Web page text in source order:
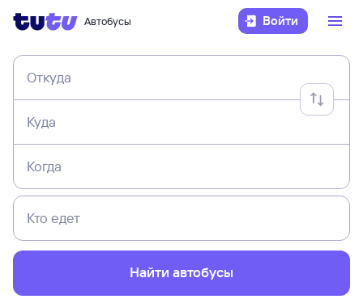
Автобусы Войти
Откуда
Куда
Когда
Кто едет
Найти автобусы